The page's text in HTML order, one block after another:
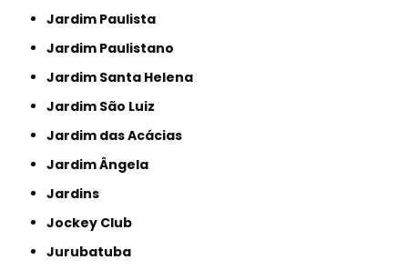
Jardim Paulista
Jardim Paulistano
Jardim Santa Helena
Jardim São Luiz
Jardim das Acácias
Jardim Ângela
Jardins
Jockey Club
Jurubatuba